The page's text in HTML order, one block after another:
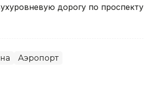
дорогу по проспекту
Аэропорт